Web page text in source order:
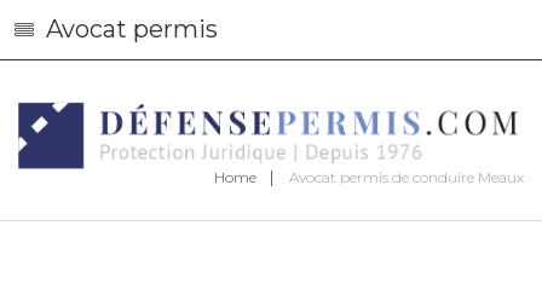
Avocat permis
Home Avocat permis de conduire Meaux